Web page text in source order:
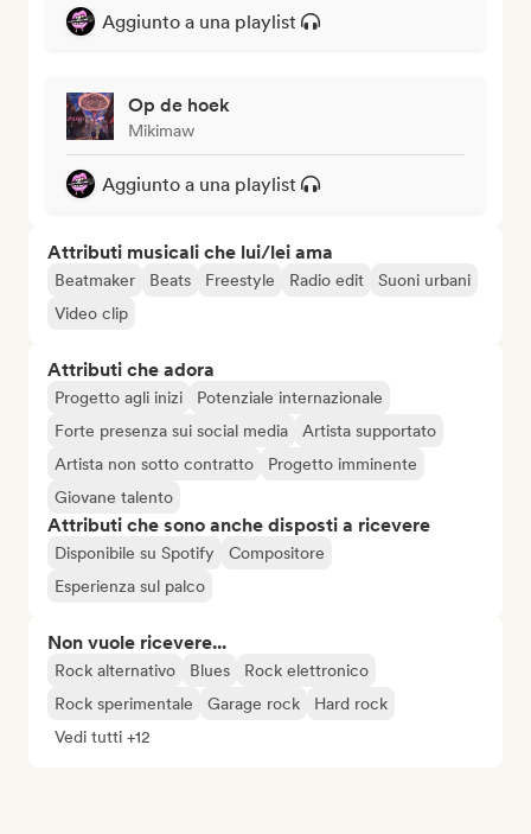
Aggiunto a una playlist
Op de hoek
Mikimaw
Aggiunto a una playlist
Attributi musicali che lui/lei ama
Beatmaker Beats Freestyle Radio edit
Suoni urbani
Video clip
Attributi che adora
Progetto agli inizi
Potenziale internazionale
Forte presenza sui social media
Artista supportato
Artista non sotto contratto
Progetto imminente
Giovane talento
Attributi che sono anche disposti a ricevere
Disponibile su Spotify
Compositore
Esperienza sul palco
Non vuole ricevere...
Rock alternativo Blues
Rock elettronico
Rock sperimentale
Garage rock
Hard rock
Vedi tutti +12